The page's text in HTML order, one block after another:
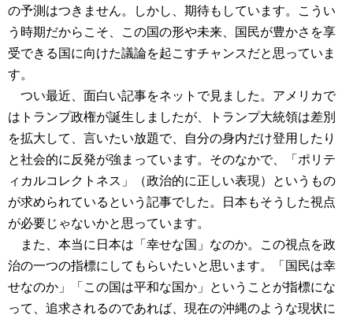
の予測はつきません。しかし、期待もしています。こうい
う時期だからこそ、この国の形や未来、国民が豊かさを享
受できる国に向けた議論を起こすチャンスだと思っていま
す。
つい最近、面白い記事をネットで見ました。アメリカで
はトランプ政権が誕生しましたが、トランプ大統領は差別
を拡大して、言いたい放題で、自分の身内だけ登用したり
と社会的に反発が強まっています。そのなかで、「ポリテ
ィカルコレクトネス」（政治的に正しい表現）というもの
が求められているという記事でした。日本もそうした視点
が必要じゃないかと思っています。
また、本当に日本は「幸せな国」なのか。この視点を政
治の一つの指標にしてもらいたいと思います。「国民は幸
せなのか」「この国は平和な国か」ということが指標にな
って、追求されるのであれば、現在の沖縄のような現状に